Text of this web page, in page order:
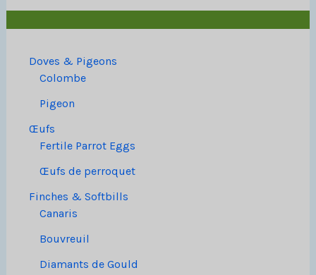
Doves & Pigeons
Colombe
Pigeon
Œufs
Fertile Parrot Eggs
Œufs de perroquet
Finches & Softbills
Canaris
Bouvreuil
Diamants de Gould